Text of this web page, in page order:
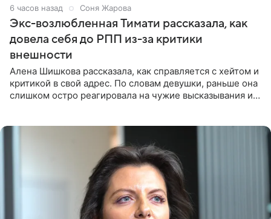
6 часов назад Соня Жарова
Экс-возлюбленная Тимати рассказала, как
довела себя до РПП из-за критики
внешности
Алена Шишкова рассказала, как справляется с хейтом и
критикой в свой адрес. По словам девушки, раньше она
слишком остро реагировала на чужие высказывания и